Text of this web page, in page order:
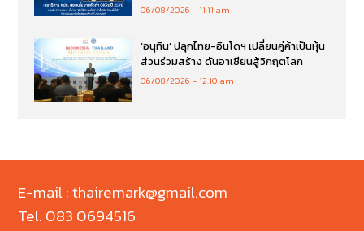
06/08/2026 11:11 am
‘อนุทิน’ ปลุกไทย-อินโดฯ เปลี่ยนคู่ค้าเป็นหุ้น
ส่วนร่วมสร้าง ดันอาเซียนสู้วิกฤตโลก
06/08/2026 12:10 am
E-mail : thairemark@gmail.com
Tel. 083 0694516